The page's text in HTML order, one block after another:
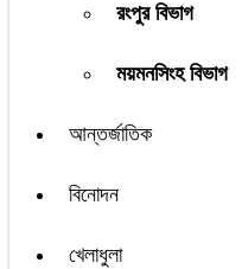
রংপুর বিভাগ
ময়মনসিংহ বিভাগ
আন্তর্জাতিক
বিনোদন
খেলাধুলা